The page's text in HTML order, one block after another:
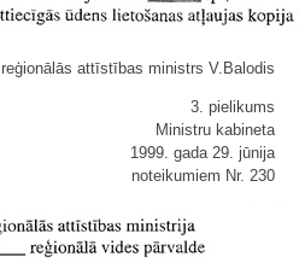
attīstības ministrs V.Balodis
3. pielikums
Ministru kabineta
1999. gada 29. jūnija
noteikumiem Nr. 230